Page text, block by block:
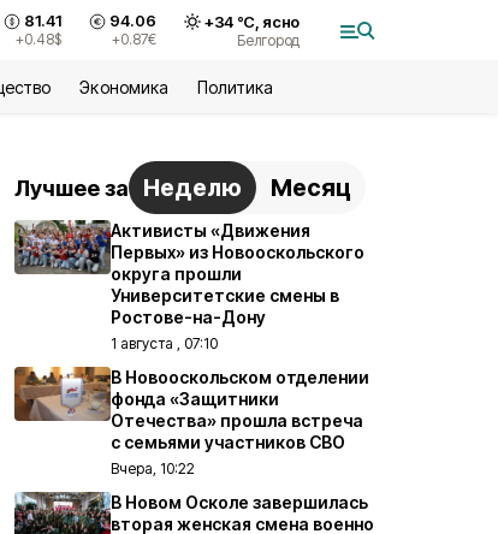
81.41
+0.48$
94.06
+0.87€
+34°С, ясно
Белгород
Экономика Политика
Лучшее за Неделю Месяц
Активисты «Движения
Первых» из Новооскольского
округа прошли
Университетские смены в
Ростове-на-Дону
1 августа , 07:10
В Новооскольском отделении
фонда «Защитники
Отечества» прошла встреча
с семьями участников СВО
Вчера, 10:22
В Новом Осколе завершилась
вторая женская смена военно